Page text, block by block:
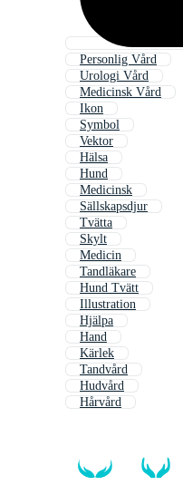
Personlig Vård
Urologi Vård
Medicinsk Vård
Ikon
Symbol
Vektor
Hälsa
Hund
Medicinsk
Sällskapsdjur
Tvätta
Skylt
Medicin
Tandläkare
Hund Tvätt
Illustration
Hjälpa
Hand
Kärlek
Tandvård
Hudvård
Hårvård